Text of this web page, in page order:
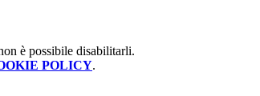
è possibile disabilitarli.
POLICY.